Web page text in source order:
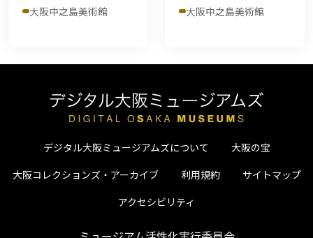
大阪中之島美術館 大阪中之島美術館
デジタル大阪ミュージアムズについて
大阪の宝
大阪コレクションズ・アーカイブ
利用規約
サイトマップ
アクセシビリティ